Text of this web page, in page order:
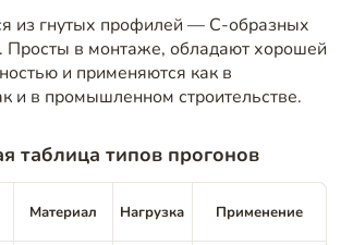
из гнутых профилей — C-образных
Просты в монтаже, обладают хорошей
и применяются как в
и в промышленном строительстве.
таблица типов прогонов
Материал Нагрузка Применение